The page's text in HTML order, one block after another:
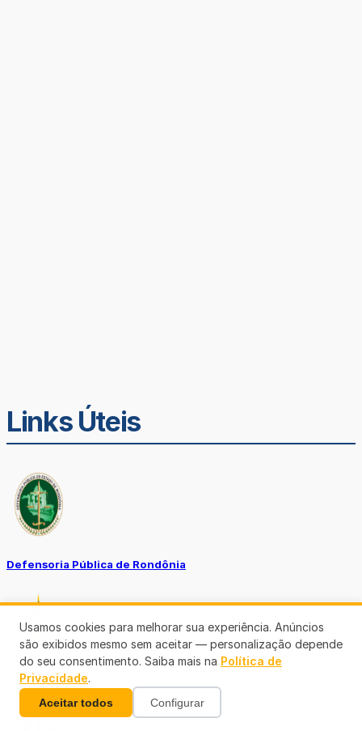
Links Úteis
Defensoria Pública de Rondônia
Ouvidoria TJ-RO
Usamos cookies para melhorar sua experiência. Anúncios
são exibidos mesmo sem aceitar — personalização depende
do seu consentimento. Saiba mais na Política de
Privacidade.
Aceitar todos Configurar